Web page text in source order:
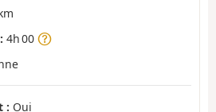
4h 00
: Oui